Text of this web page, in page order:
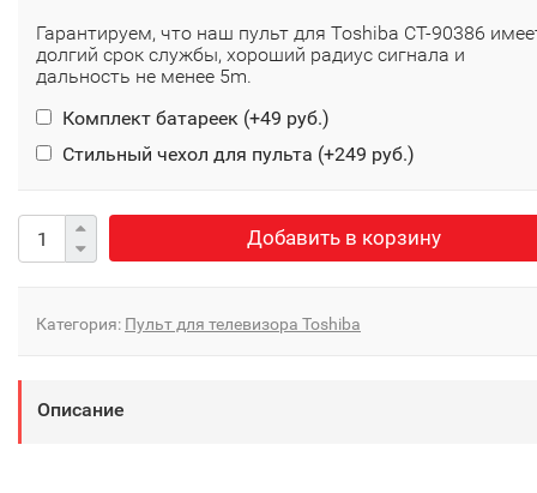
Гарантируем, что наш пульт для Toshiba CT-90386
долгий срок службы, хороший радиус сигнала и
дальность не менее 5m.
Комплект батареек (+49 руб.)
Стильный чехол для пульта (+249 руб.)
Добавить в корзину
Категория: Пульт для телевизора Toshiba
Описание